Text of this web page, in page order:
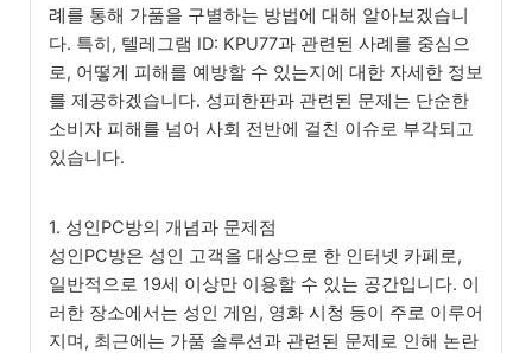
례를 통해 가품을 구별하는 방법에 대해 알아보겠습니
다. 특히, 텔레그램 ID: KPU77과 관련된 사례를 중심으
로, 어떻게 피해를 예방할 수 있는지에 대한 자세한 정보
를 제공하겠습니다. 성피한판과 관련된 문제는 단순한
소비자 피해를 넘어 사회 전반에 걸친 이슈로 부각되고
있습니다.
1. 성인PC방의 개념과 문제점
성인PC방은 성인 고객을 대상으로 한 인터넷 카페로,
일반적으로 19세 이상만 이용할 수 있는 공간입니다. 이
러한 장소에서는 성인 게임, 영화 시청 등이 주로 이루어
지며, 최근에는 가품 솔루션과 관련된 문제로 인해 논란